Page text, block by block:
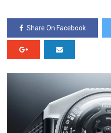
Share On Facebook